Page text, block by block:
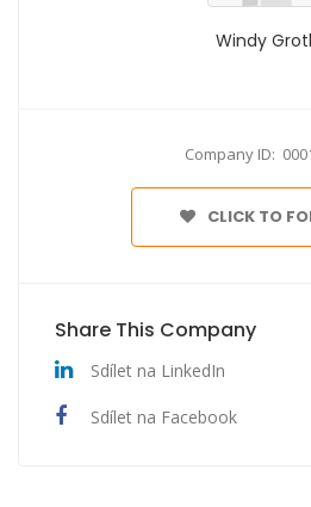
Windy
Company ID:
CLICK TO
Share This Company
Sdílet na LinkedIn
Sdílet na Facebook